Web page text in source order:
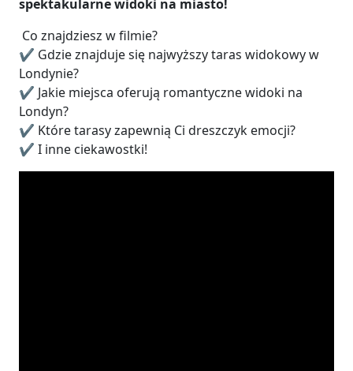
spektakularne widoki na miasto!
Co znajdziesz w filmie?
✔️ Gdzie znajduje się najwyższy taras widokowy w
Londynie?
✔️ Jakie miejsca oferują romantyczne widoki na
Londyn?
✔️ Które tarasy zapewnią Ci dreszczyk emocji?
✔️ I inne ciekawostki!